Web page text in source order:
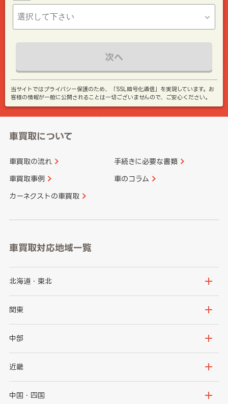
次へ
当サイトではプライバシー保護のため、「SSL暗号化通信」を実現しています。お
客様の情報が一般に公開されることは一切ございませんので、ご安心ください。
車買取について
車買取の流れ 手続きに必要な書類
車買取事例 車のコラム
カーネクストの車買取
車買取対応地域一覧
北海道・東北
北海道
岩手県
秋田県
関東
茨城県
群馬県
千葉県
中部
新潟県
石川県
近畿
大阪府
中国・四国